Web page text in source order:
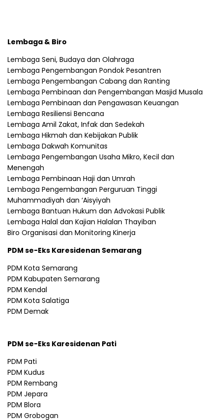
Lembaga & Biro
Lembaga Seni, Budaya dan Olahraga
Lembaga Pengembangan Pondok Pesantren
Lembaga Pengembangan Cabang dan Ranting
Lembaga Pembinaan dan Pengembangan Masjid Musala
Lembaga Pembinaan dan Pengawasan Keuangan
Lembaga Resiliensi Bencana
Lembaga Amil Zakat, Infak dan Sedekah
Lembaga Hikmah dan Kebijakan Publik
Lembaga Dakwah Komunitas
Lembaga Pengembangan Usaha Mikro, Kecil dan
Menengah
Lembaga Pembinaan Haji dan Umrah
Lembaga Pengembangan Perguruan Tinggi
Muhammadiyah dan ‘Aisyiyah
Lembaga Bantuan Hukum dan Advokasi Publik
Lembaga Halal dan Kajian Halalan Thayiban
Biro Organisasi dan Monitoring Kinerja
PDM se-Eks Karesidenan Semarang
PDM Kota Semarang
PDM Kabupaten Semarang
PDM Kendal
PDM Kota Salatiga
PDM Demak
PDM se-Eks Karesidenan Pati
PDM Pati
PDM Kudus
PDM Rembang
PDM Jepara
PDM Blora
PDM Grobogan